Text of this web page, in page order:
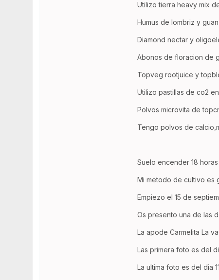
Utilizo tierra heavy mix
Humus de lombriz y
Diamond nectar y
Abonos de floracion de
Topveg rootjuice y
Utilizo pastillas de co2
Polvos microvita de
Tengo polvos de
Suelo encender 18
Mi metodo de cultivo es
Empiezo el 15 de
Os presento una de las
La apode Carmelita La
Las primera foto es del
La ultima foto es del dia